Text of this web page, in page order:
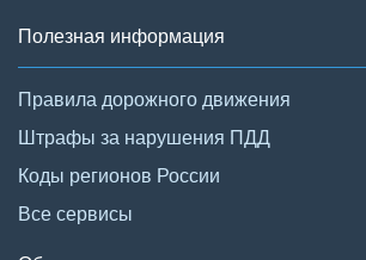
Полезная информация
Правила дорожного движения
Штрафы за нарушения ПДД
Коды регионов России
Все сервисы